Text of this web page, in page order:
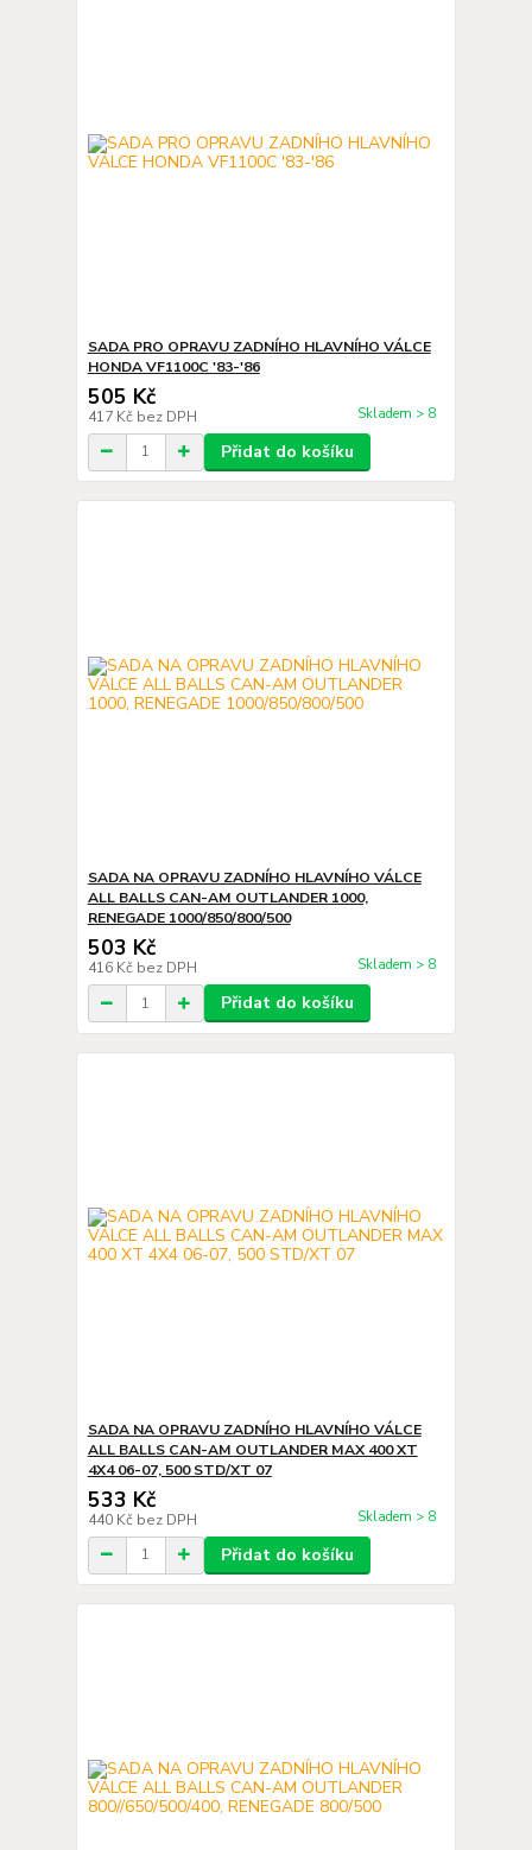
SADA PRO OPRAVU ZADNÍHO HLAVNÍHO VÁLCE
HONDA VF1100C '83-'86
505 Kč
417 Kč bez DPH Skladem > 8
Přidat do košíku
SADA NA OPRAVU ZADNÍHO HLAVNÍHO VÁLCE
ALL BALLS CAN-AM OUTLANDER 1000,
RENEGADE 1000/850/800/500
503 Kč
416 Kč bez DPH Skladem > 8
Přidat do košíku
SADA NA OPRAVU ZADNÍHO HLAVNÍHO VÁLCE
ALL BALLS CAN-AM OUTLANDER MAX 400 XT
4X4 06-07, 500 STD/XT 07
533 Kč
440 Kč bez DPH Skladem > 8
Přidat do košíku